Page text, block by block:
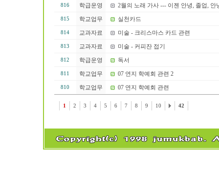
816 학급운영 2월의 노래 가사 --- 이젠 안녕, 졸업, 안
815 학교업무 실천카드
814 교과자료 미술 - 크리스마스 카드 관련
813 교과자료 미술 - 커피잔 접기
812 학급운영 독서
811 학교업무 07 연지 학예회 관련 2
810 학교업무 07 연지 학예회 관련
1 2 3 4 5 6 7 8 9 10 42